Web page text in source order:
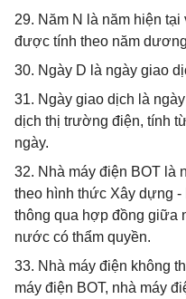
29. Năm N là năm hiện
được tính theo năm
30. Ngày D là ngày giao
31. Ngày giao dịch là
dịch thị trường điện, tính
ngày.
32. Nhà máy điện BOT là
theo hình thức Xây dựng
thông qua hợp đồng giữa
nước có thẩm quyền.
33. Nhà máy điện không
máy điện BOT, nhà máy